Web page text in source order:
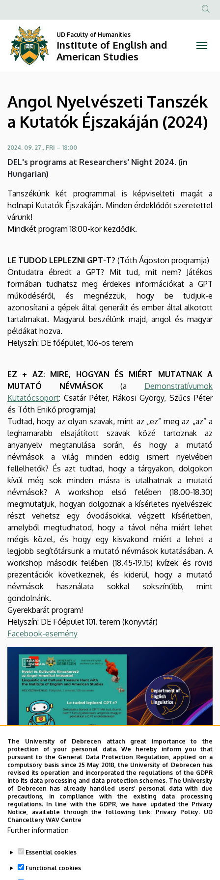
Nyelvészeti
Tanszék
Kutatók
Éjszakáján
(2024)
Institute
of
English
and
Studies
to
content
Anonim
UD Faculty of Humanities
Institute of English and
American Studies
Angol Nyelvészeti Tanszék
a Kutatók Éjszakáján (2024)
2024. 09. 27., FRI – 18:00
DEL's programs at Researchers' Night 2024. (in
Hungarian)
Tanszékünk két programmal is képviselteti magát a
holnapi Kutatók Éjszakáján. Minden érdeklődőt szeretettel
várunk!
Mindkét program 18:00-kor kezdődik.
LE TUDOD LEPLEZNI GPT-T? (Tóth Ágoston programja)
Öntudatra ébredt a GPT? Mit tud, mit nem? Játékos
formában tudhatsz meg érdekes információkat a GPT
működéséről, és megnézzük, hogy be tudjuk-e
azonosítani a gépek által generált és ember által alkotott
tartalmakat. Magyarul beszélünk majd, angol és magyar
példákat hozva.
Helyszín: DE főépület, 106-os terem
EZ + AZ: MIRE, HOGYAN ÉS MIÉRT MUTATNAK A
MUTATÓ NÉVMÁSOK(a Demonstratívumok
Kutatócsoport: Csatár Péter, Rákosi György, Szűcs Péter
és Tóth Enikő programja)
Tudtad, hogy az olyan szavak, mint az „ez” meg az „az” a
leghamarabb elsajátított szavak közé tartoznak az
anyanyelv megtanulása során, és hogy a mutató
névmások a világ minden eddig ismert nyelvében
fellelhetők? És azt tudtad, hogy a tárgyakon, dolgokon
kívül még sok minden másra is utalhatnak a mutató
névmások? A workshop első felében (18.00-18.30)
megmutatjuk, hogyan dolgoznak a kísérletes nyelvészek:
részt vehetsz egy óvodásokkal végzett kísérletben,
amelyből megtudhatod, hogy a távol néha miért lehet
mégis közel, és hogy egy kisvakond miért a lehet a
legjobb segítőtársunk a mutató névmások kutatásában. A
workshop második felében (18.45-19.15) kvízek és rövid
prezentációk következnek, és kiderül, hogy a mutató
névmások használata sokkal sokszínűbb, mint
gondolnánk.
Gyerekbarát program!
Helyszín: DE Főépület 101. terem (könyvtár)
Facebook-esemény
Last update: 2024. 09. 26. 11:11
The University of Debrecen attach great importance to the
protection of your personal data. We hereby inform you that
pursuant to the General Data Protection Regulation, applied on a
compulsory basis since 25 May 2018, the University of Debrecen has
revised its operation and incorporated the regulations of the GDPR
into its data processing and data protection schemes. The University
of Debrecen has already handled users’ personal data with due
precautions, in compliance with the existing data processing
regulations. In line with the GDPR, we have updated the Privacy
Notice, available through the following link: Privacy Policy. UD
Chancellery WAV Centre
Further information
Essential cookies
Functional cookies